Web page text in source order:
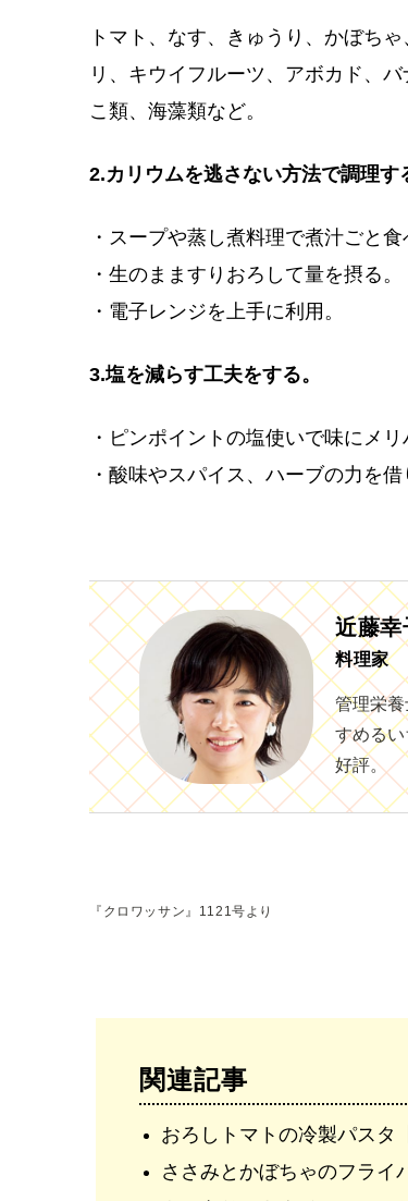
トマト、なす、きゅうり、かぼち
リ、キウイフルーツ、アボカド、
こ類、海藻類など。
2.カリウムを逃さない方法で調理す
・スープや蒸し煮料理で煮汁ごと食
・生のまますりおろして量を摂る。
・電子レンジを上手に利用。
3.塩を減らす工夫をする。
・ピンポイントの塩使いで味にメリ
・酸味やスパイス、ハーブの力を借
近藤幸
料理家
管理栄
すめる
好評。
『クロワッサン』1121号より
関連記事
おろしトマトの冷製パスタ
ささみとかぼちゃのフライ